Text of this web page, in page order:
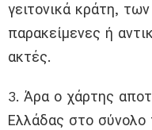
γειτονικά κράτη,
παρακείμενες ή
ακτές.
3. Άρα ο χάρτης
Ελλάδας στο σύνολο